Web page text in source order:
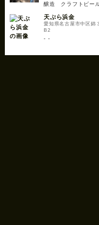
醸造 クラフトビー
天ぷら浜金
愛知県名古屋市中区
B2
- -